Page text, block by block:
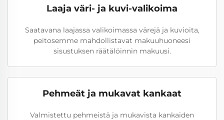
Laaja väri- ja kuvi-valikoima
Saatavana laajassa valikoimassa värejä ja kuvioita,
peitosemme mahdollistavat makuuhuoneesi
sisustuksen räätälöinnin makuusi.
Pehmeät ja mukavat kankaat
Valmistettu pehmeistä ja mukavista kankaiden